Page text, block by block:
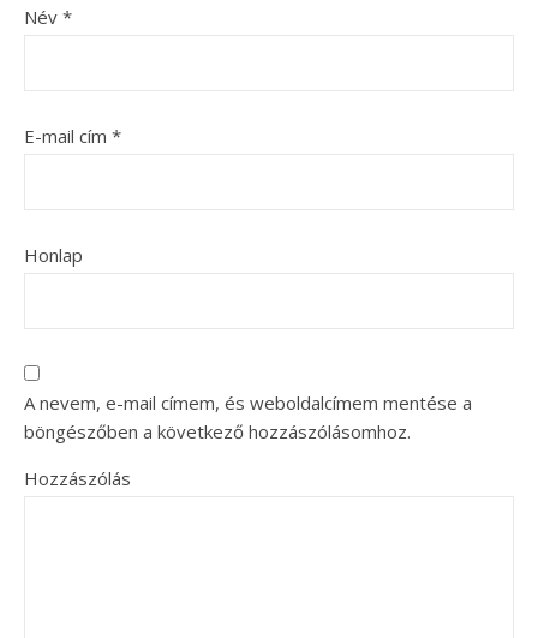
Név *
E-mail cím *
Honlap
A nevem, e-mail címem, és weboldalcímem mentése a
böngészőben a következő hozzászólásomhoz.
Hozzászólás